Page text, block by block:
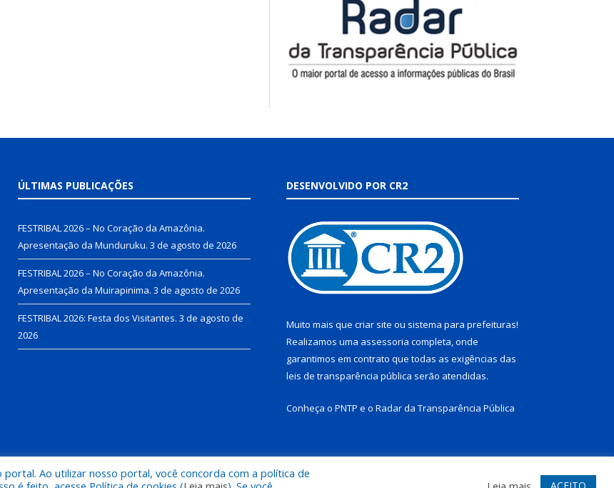
ÚLTIMAS PUBLICAÇÕES
FESTRIBAL 2026 – No Coração da Amazônia.
Apresentação da Munduruku. 3 de agosto de 2026
FESTRIBAL 2026 – No Coração da Amazônia.
Apresentação da Muirapinima. 3 de agosto de 2026
FESTRIBAL 2026: Festa dos Visitantes. 3 de agosto de
2026
DESENVOLVIDO POR CR2
Muito mais que criar site ou sistema para prefeituras!
Realizamos uma assessoria completa, onde
garantimos em contrato que todas as exigências das
leis de transparência pública serão atendidas.
Conheça o PNTP e o Radar da Transparência Pública
Mapa do Site Acessar Webmail
Ao utilizar nosso portal, você concorda com a política de
ACEITO